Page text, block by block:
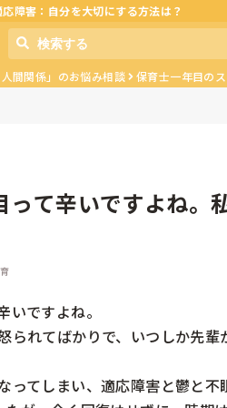
障害：自分を大切にする方法は？
人間関係」のお悩み相談 保育士一年目の
って辛いですよね。
いですよね。
られてばかりで、いつしか先
ってしまい、適応障害と鬱と不